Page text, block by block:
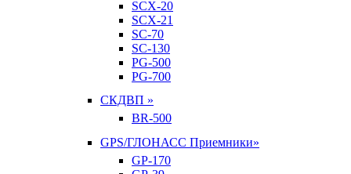
SCX-20
SCX-21
SC-70
SC-130
PG-500
PG-700
СКДВП »
BR-500
GPS/ГЛОНАСС Приемники»
GP-170